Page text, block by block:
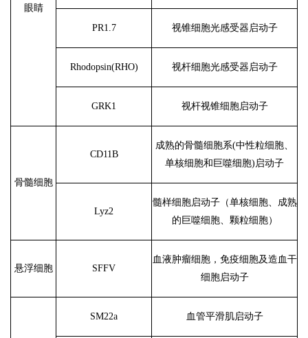
眼睛
PR1.7 视锥细胞光感受器启动子
Rhodopsin(RHO) 视杆细胞光感受器启动子
GRK1 视杆视锥细胞启动子
骨髓细胞
CD11B
成熟的骨髓细胞系(中性粒细胞、
单核细胞和巨噬细胞)启动子
Lyz2
髓样细胞启动子（单核细胞、成熟
的巨噬细胞、颗粒细胞）
悬浮细胞 SFFV
血液肿瘤细胞，免疫细胞及造血干
细胞启动子
SM22a 血管平滑肌启动子